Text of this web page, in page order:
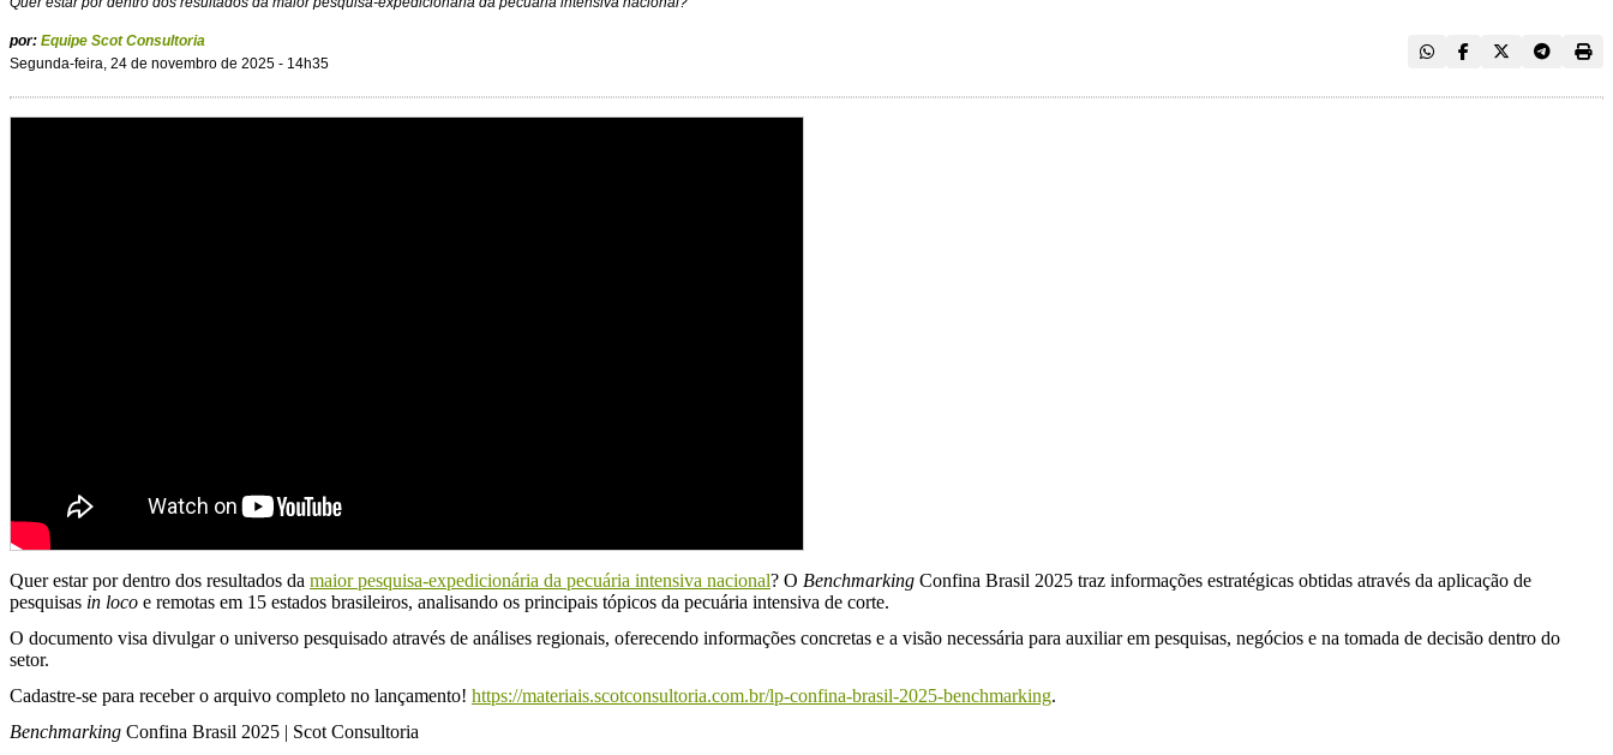
por: Equipe Scot Consultoria
Segunda-feira, 24 de novembro de 2025 - 14h35
Quer estar por dentro dos resultados da maior pesquisa-expedicionária da pecuária intensiva nacional? O Benchmarking Confina Brasil 2025 traz informações estratégicas obtidas através da aplicação de
pesquisas in loco e remotas em 15 estados brasileiros, analisando os principais tópicos da pecuária intensiva de corte.
O documento visa divulgar o universo pesquisado através de análises regionais, oferecendo informações concretas e a visão necessária para auxiliar em pesquisas, negócios e na tomada de decisão dentro do
setor.
Cadastre-se para receber o arquivo completo no lançamento! https://materiais.scotconsultoria.com.br/lp-confina-brasil-2025-benchmarking.
Benchmarking Confina Brasil 2025 | Scot Consultoria